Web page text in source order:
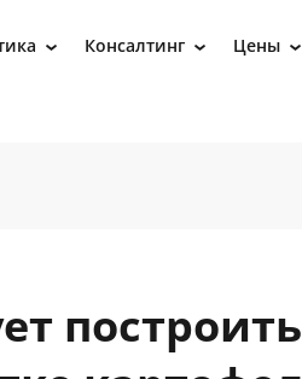
› Консалтинг › Цены
построить